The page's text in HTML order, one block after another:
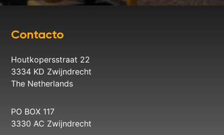
Contacto
Houtkopersstraat 22
3334 KD Zwijndrecht
The Netherlands
PO BOX 117
3330 AC Zwijndrecht